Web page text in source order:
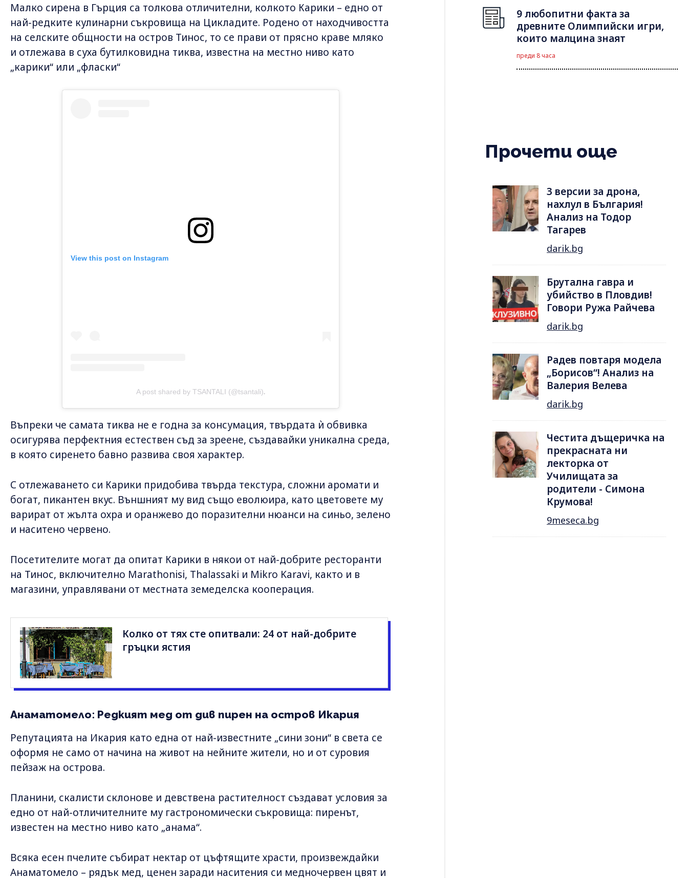
Малко сирена в Гърция са толкова отличителни, колкото Карики – едно от
най-редките кулинарни съкровища на Цикладите. Родено от находчивостта
на селските общности на остров Тинос, то се прави от прясно краве мляко
и отлежава в суха бутилковидна тиква, известна на местно ниво като
„карики“ или „фласки“
View this post on Instagram
A post shared by TSANTALI (@tsantali).
Въпреки че самата тиква не е годна за консумация, твърдата ѝ обвивка
осигурява перфектния естествен съд за зреене, създавайки уникална среда,
в която сиренето бавно развива своя характер.
С отлежаването си Карики придобива твърда текстура, сложни аромати и
богат, пикантен вкус. Външният му вид също еволюира, като цветовете му
варират от жълта охра и оранжево до поразителни нюанси на синьо, зелено
и наситено червено.
Посетителите могат да опитат Карики в някои от най-добрите ресторанти
на Тинос, включително Marathonisi, Thalassaki и Mikro Karavi, както и в
магазини, управлявани от местната земеделска кооперация.
Колко от тях сте опитвали: 24 от най-добрите
гръцки ястия
Анаматомело: Редкият мед от див пирен на остров Икария
Репутацията на Икария като една от най-известните „сини зони“ в света се
оформя не само от начина на живот на нейните жители, но и от суровия
пейзаж на острова.
Планини, скалисти склонове и девствена растителност създават условия за
едно от най-отличителните му гастрономически съкровища: пиренът,
известен на местно ниво като „анама“.
Всяка есен пчелите събират нектар от цъфтящите храсти, произвеждайки
Анаматомело – рядък мед, ценен заради наситения си медночервен цвят и
9 любопитни факта за
древните Олимпийски игри,
които малцина знаят
преди 8 часа
Прочети още
3 версии за дрона,
нахлул в България!
Анализ на Тодор
Тагарев
darik.bg
Брутална гавра и
убийство в Пловдив!
Говори Ружа Райчева
darik.bg
Радев повтаря модела
„Борисов“! Анализ на
Валерия Велева
darik.bg
Честита дъщеричка на
прекрасната ни
лекторка от
Училищата за
родители - Симона
Крумова!
9meseca.bg